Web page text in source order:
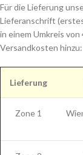
Für die Lieferung
Lieferanschrift
in einem Umkreis
Versandkosten hinzu:
Lieferung
Zone 1